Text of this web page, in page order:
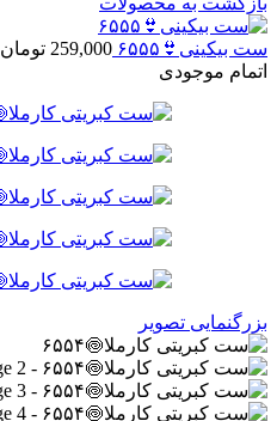
ست بیکینی👙۶۵۵۵ 259,000 تومان
اتمام موجودی
بزرگنمایی تصویر